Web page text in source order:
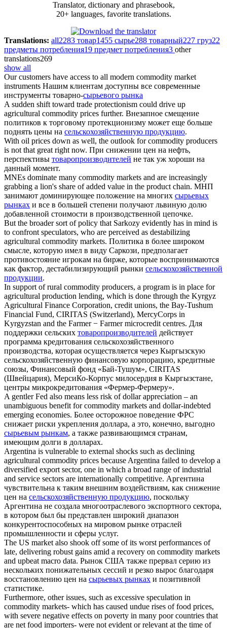
Translator, dictionary and phrasebook,
20+ languages, favorite translations.
Translations: all2283 товар1455 сырье288 товарный227 груз22
предметы потребления19 предмет потребления3 other
translations269
show all
Our customers have access to all modern commodity market
instruments Нашим клиентам доступны все современные
инструменты товарно-сырьевого рынка
A sudden shift toward trade protectionism could drive up
agricultural commodity prices further. Внезапное смещение
политиков к торговому протекционизму может еще больше
поднять цены на сельскохозяйственную продукцию.
With oil prices down as well, the outlook forcommodity producers
is not that great right now. При снижении цен на нефть,
перспективы товаропроизводителей не так уж хороши на
данный момент.
MNEs dominate many commodity markets and are increasingly
grabbing a lion's share of added value in the product chain. МНП
занимают доминирующее положение на многих сырьевых
рынках и все в большей степени получают львиную долю
добавленной стоимости в производственной цепочке.
But the broader sort of policy that Sarkozy evidently has in mind is
to confront speculators, who are perceived as destabilizing
agricultural commodity markets. Политика в более широком
смысле, которую имел в виду Саркози, предполагает
противостояние игрокам на бирже, которые воспринимаются
как фактор, дестабилизирующий рынки сельскохозяйственной
продукции.
In support of rural commodity producers, a program is in place for
agricultural production lending, which is done through the Kyrgyz
Agricultural Finance Corporation, credit unions, the Bay-Tushum
Financial Fund, CIRITAS (Switzerland), MercyCorps in
Kyrgyzstan and the Farmer − Farmer microcredit centres. Для
поддержки сельских товаропроизводителей действует
программа кредитования сельскохозяйственного
производства, которая осуществляется через Кыргызскую
сельскохозяйственную финансовую корпорацию, кредитные
союзы, Финансовый фонд «Бай-Тушум», CIRITAS
(Швейцария), МерсиКо-Корпус милосердия в Кыргызстане,
центры микрокредитования «Фермер-Фермеру».
A gentler Fed also means less risk of dollar appreciation – an
unambiguous benefit forcommodity markets and dollar-indebted
emerging economies. Более осторожное поведение ФРС
снижает риски укрепления доллара, а это, конечно, выгодно
сырьевым рынкам, а также развивающимся странам,
имеющим долги в долларах.
Argentina is vulnerable to external shocks such as declining
agricultural commodity prices because Argentina failed to develop a
diversified export sector, one in which a broad range of industrial
and service sectors are internationally competitive. Аргентина
чувствительна к таким внешним воздействиям, как снижение
цен на сельскохозяйственную продукцию, поскольку
Аргентина не создала многоотраслевого экспортного сектора,
в котором был бы представлен широкий диапазон
конкурентоспособных на мировом рынке отраслей
промышленности и сферы услуг.
The US market also shook off some of its worst performances of
late, delivering robust gains amid a recovery on commodity markets
and upbeat macro data. Рынок США также прервал серию из
нескольких понижательных сессий и резко вырос благодаря
восстановлению цен на сырьевых рынках и позитивной
статистике.
Furthermore, other issues, such as excessive speculation in
commodity markets- which has caused undue rises of food prices,
with severe negative effects on poverty in many poor countries that
are net food importers- were not evident or relevant at the time of